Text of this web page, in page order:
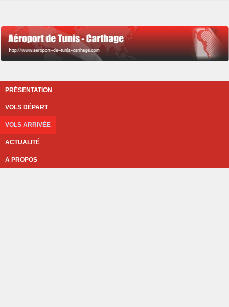
PRÉSENTATION
VOLS DÉPART
VOLS ARRIVÉE
ACTUALITÉ
A PROPOS